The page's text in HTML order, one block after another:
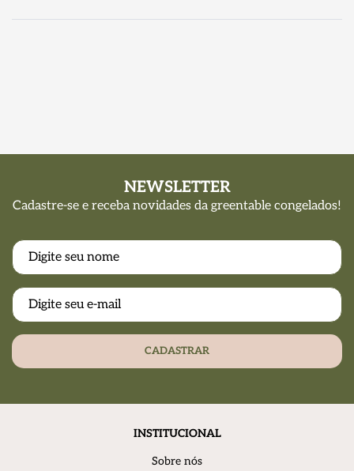
NEWSLETTER
Cadastre-se e receba novidades da greentable congelados!
CADASTRAR
INSTITUCIONAL
Sobre nós